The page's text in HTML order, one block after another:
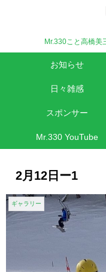
Mr.330こと高橋美
お知らせ
日々雑感
スポンサー
Mr.330 YouTube
2月12日ー1
ギャラリー